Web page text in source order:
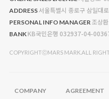
ADDRESS서울특별시 종로구 삼일대
PERSONAL INFO MANAGER 조상환
BANK KB국민은행 032937-04-
COPYRIGHTⓒMARS MARK.ALL
COMPANY AGREEMENT